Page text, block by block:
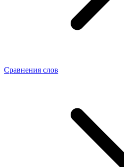
Сравнения слов